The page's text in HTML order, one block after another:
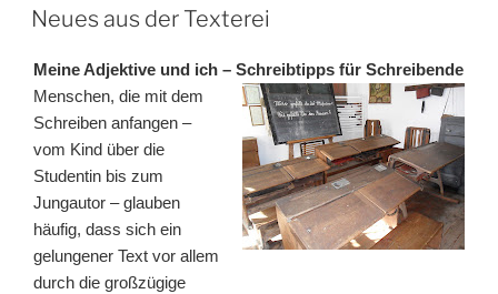
AM
Neues aus der Texterei
Meine Adjektive und ich – Schreibtipps für Schreibende
Menschen, die mit dem
Schreiben anfangen –
vom Kind über die
Studentin bis zum
Jungautor – glauben
häufig, dass sich ein
gelungener Text vor allem
durch die großzügige